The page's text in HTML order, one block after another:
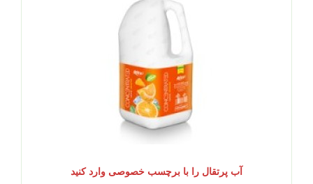
آب پرتقال را با برچسب خصوصی وارد کنید